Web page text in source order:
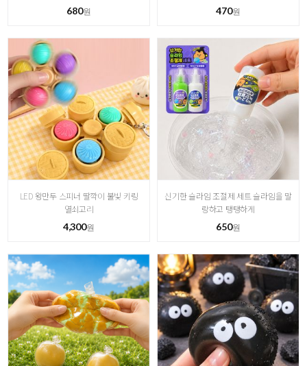
680원
470원
LED 왕만두 스피너 딸깍이 불빛 키링
열쇠고리
4,300원
신기한 슬라임 조절제 세트 슬라임을 말
랑하고 탱탱하게
650원